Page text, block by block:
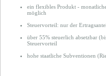
ein flexibles Produkt -
möglich
Steuervorteil: nur der
über 55% steuerlich absetzbar
Steuervorteil
hohe staatliche Subventionen